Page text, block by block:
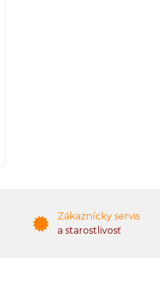
Zákaznícky servis
a starostlivosť